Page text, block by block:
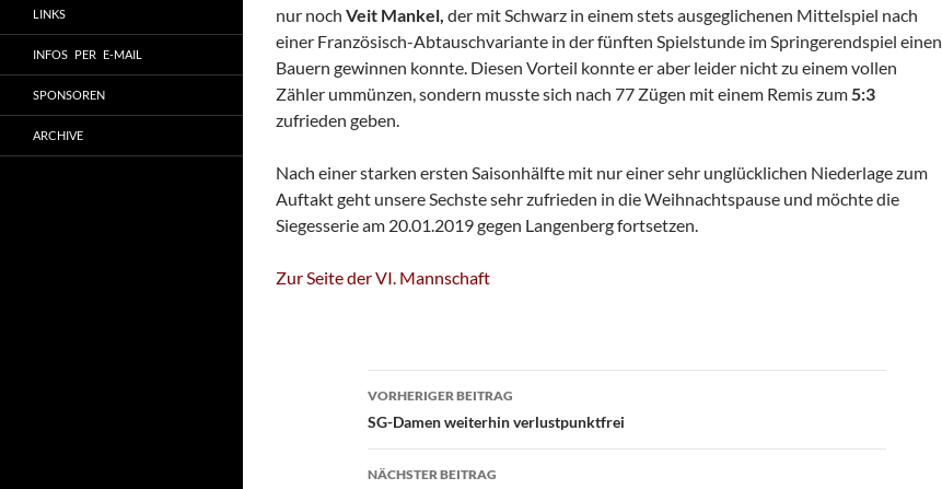
nur noch Veit Mankel, der mit Schwarz in einem stets ausgeglichenen Mittelspiel nach
einer Französisch-Abtauschvariante in der fünften Spielstunde im Springerendspiel einen
Bauern gewinnen konnte. Diesen Vorteil konnte er aber leider nicht zu einem vollen
Zähler ummünzen, sondern musste sich nach 77 Zügen mit einem Remis zum5:3
zufrieden geben.
Nach einer starken ersten Saisonhälfte mit nur einer sehr unglücklichen Niederlage zum
Auftakt geht unsere Sechste sehr zufrieden in die Weihnachtspause und möchte die
Siegesserie am 20.01.2019 gegen Langenberg fortsetzen.
Zur Seite der VI. Mannschaft
Beitragsnavigation
VORHERIGER BEITRAG
SG-Damen weiterhin verlustpunktfrei
NÄCHSTER BEITRAG
LINKS
INFOS PER E-MAIL
SPONSOREN
ARCHIVE